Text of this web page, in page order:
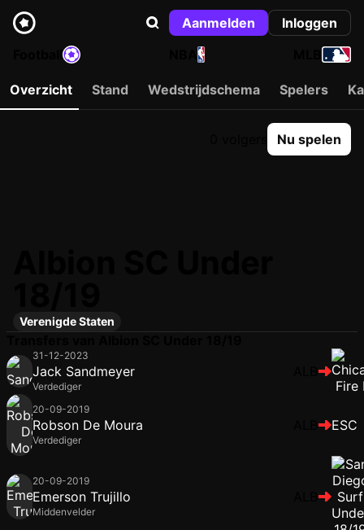
Aanmelden
Inloggen
NBA
Overzicht Stand Wedstrijdschema Spelers
Nu spelen
Verenigde Staten
31-12-2023
Jack Sandmeyer
Verdediger
20-09-2019
Robson De Moura
Verdediger
ESC
20-09-2019
Emerson Trujillo
Middenvelder